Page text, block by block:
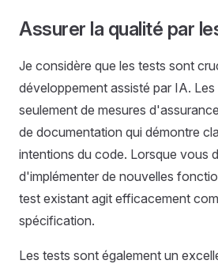
Assurer la qualité par
Je considère que les tests sont
développement assisté par IA.
seulement de mesures
de documentation qui démontre
intentions du code. Lorsque vous
d'implémenter de nouvelles
test existant agit efficacement
spécification.
Les tests sont également un